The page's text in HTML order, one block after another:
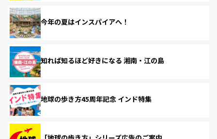
今年の夏はインスパイアへ！
知れば知るほど好きになる 湘南・江の島
地球の歩き方45周年記念 インド特集